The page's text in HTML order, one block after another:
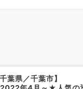
千葉県／千葉市】